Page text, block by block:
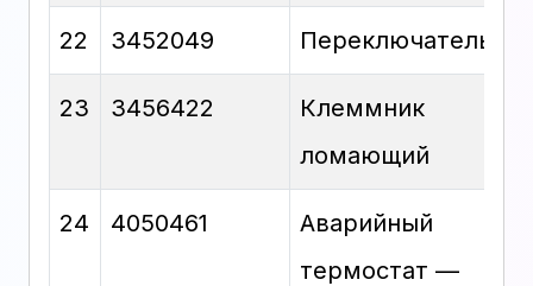
22 3452049 Переключатель 0-1
23 3456422
Клеммник
ломающий
24 4050461
Аварийный
термостат —